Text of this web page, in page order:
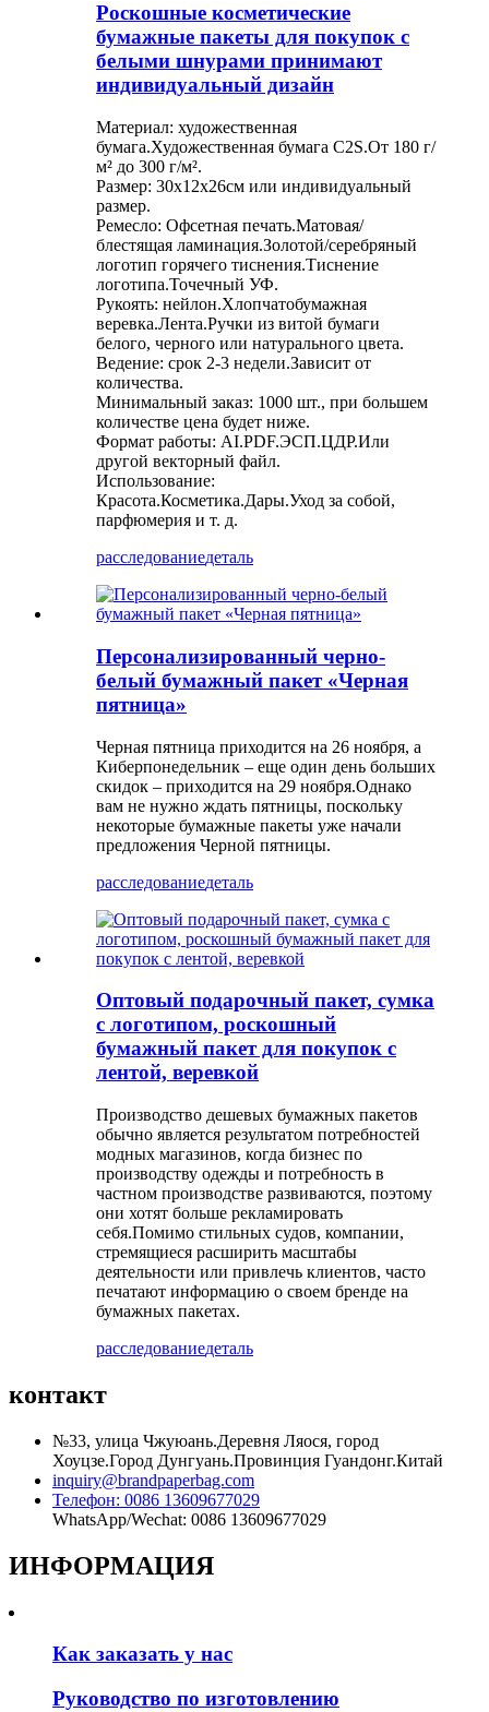
Роскошные косметические
бумажные пакеты для покупок с
белыми шнурами принимают
индивидуальный дизайн
Материал: художественная
бумага.Художественная бумага C2S.От 180 г/
м² до 300 г/м².
Размер: 30х12х26см или индивидуальный
размер.
Ремесло: Офсетная печать.Матовая/
блестящая ламинация.Золотой/серебряный
логотип горячего тиснения.Тиснение
логотипа.Точечный УФ.
Рукоять: нейлон.Хлопчатобумажная
веревка.Лента.Ручки из витой бумаги
белого, черного или натурального цвета.
Ведение: срок 2-3 недели.Зависит от
количества.
Минимальный заказ: 1000 шт., при большем
количестве цена будет ниже.
Формат работы: AI.PDF.ЭСП.ЦДР.Или
другой векторный файл.
Использование:
Красота.Косметика.Дары.Уход за собой,
парфюмерия и т. д.
расследованиедеталь
Персонализированный черно-
белый бумажный пакет «Черная
пятница»
Черная пятница приходится на 26 ноября, а
Киберпонедельник – еще один день больших
скидок – приходится на 29 ноября.Однако
вам не нужно ждать пятницы, поскольку
некоторые бумажные пакеты уже начали
предложения Черной пятницы.
расследованиедеталь
Оптовый подарочный пакет, сумка
с логотипом, роскошный
бумажный пакет для покупок с
лентой, веревкой
Производство дешевых бумажных пакетов
обычно является результатом потребностей
модных магазинов, когда бизнес по
производству одежды и потребность в
частном производстве развиваются, поэтому
они хотят больше рекламировать
себя.Помимо стильных судов, компании,
стремящиеся расширить масштабы
деятельности или привлечь клиентов, часто
печатают информацию о своем бренде на
бумажных пакетах.
расследованиедеталь
контакт
№33, улица Чжуюань.Деревня Ляося, город
Хоуцзе.Город Дунгуань.Провинция Гуандонг.Китай
inquiry@brandpaperbag.com
Телефон: 0086 13609677029
WhatsApp/Wechat: 0086 13609677029
ИНФОРМАЦИЯ
Как заказать у нас
Руководство по изготовлению